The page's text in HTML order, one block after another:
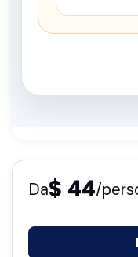
Da$ 44/